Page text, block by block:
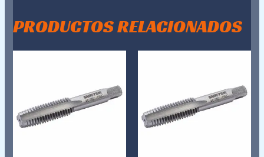
PRODUCTOS RELACIONADOS